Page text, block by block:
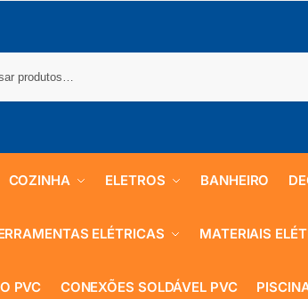
COZINHA ELETROS BANHEIRO
ELÉTRICAS MATERIAIS
PVC CONEXÕES SOLDÁVEL PVC